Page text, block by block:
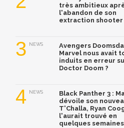
très ambitieux
l'abandon de son
extraction shooter
3 NEWS
Avengers
Marvel nous avait
induits en erreur
Doctor Doom ?
4 NEWS
Black Panther 3 :
dévoile son
T'Challa, Ryan
l'aurait trouvé en
quelques semaines